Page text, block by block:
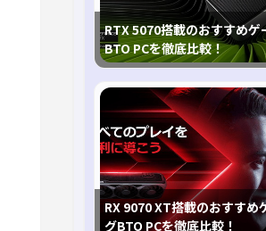
RTX 5070搭載のおすすめゲ
BTO PCを徹底比較！
RX 9070 XT搭載のおすすめ
グBTO PCを徹底比較！